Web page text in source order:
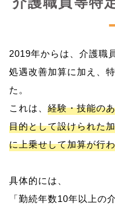
2019年からは、介護職
処遇改善加算に加え、
た。
これは、 経験・技能の
目的として設けられた
に上乗せして加算が行
具体的には、
「勤続年数10年以上の